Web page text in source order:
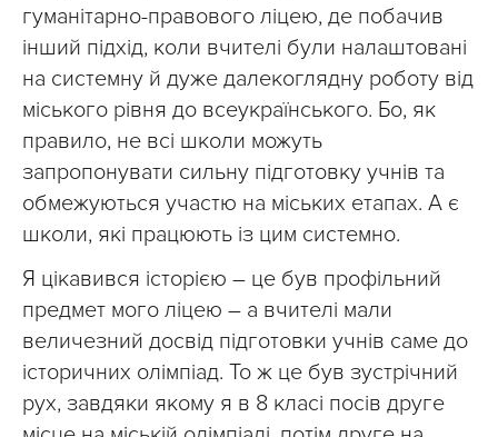
гуманітарно-правового ліцею, де побачив
інший підхід, коли вчителі були налаштовані
на системну й дуже далекоглядну роботу від
міського рівня до всеукраїнського. Бо, як
правило, не всі школи можуть
запропонувати сильну підготовку учнів та
обмежуються участю на міських етапах. А є
школи, які працюють із цим системно.
Я цікавився історією – це був профільний
предмет мого ліцею – а вчителі мали
величезний досвід підготовки учнів саме до
історичних олімпіад. То ж це був зустрічний
рух, завдяки якому я в 8 класі посів друге